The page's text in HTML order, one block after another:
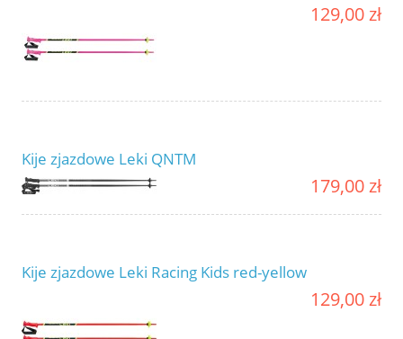
129,00 zł
Kije zjazdowe Leki QNTM
179,00 zł
Kije zjazdowe Leki Racing Kids red-yellow
129,00 zł